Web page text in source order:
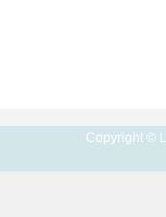
Copyright ©